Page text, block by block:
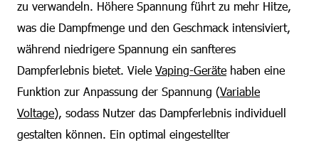
zu verwandeln. Höhere Spannung führt zu mehr Hitze,
was die Dampfmenge und den Geschmack intensiviert,
während niedrigere Spannung ein sanfteres
Dampferlebnis bietet. Viele Vaping-Geräte haben eine
Funktion zur Anpassung der Spannung (Variable
Voltage), sodass Nutzer das Dampferlebnis individuell
gestalten können. Ein optimal eingestellter